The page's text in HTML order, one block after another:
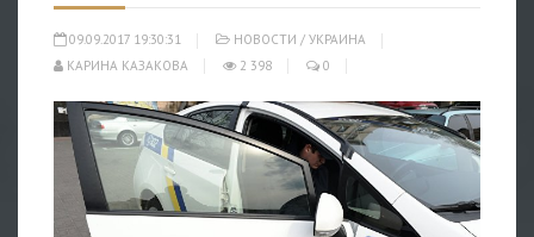
09.09.2017 19:30:31 НОВОСТИ / УКРАИНА
КАРИНА КАЗАКОВА
2 398 0